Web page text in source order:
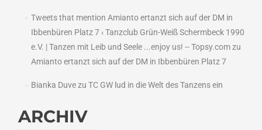
Tweets that mention Amianto ertanzt sich auf der DM in
Ibbenbüren Platz 7 ‹ Tanzclub Grün-Weiß Schermbeck 1990
e.V. | Tanzen mit Leib und Seele ...enjoy us! -- Topsy.comzu
Amianto ertanzt sich auf der DM in Ibbenbüren Platz 7
Bianka Duvezu TC GW lud in die Welt des Tanzens ein
ARCHIV